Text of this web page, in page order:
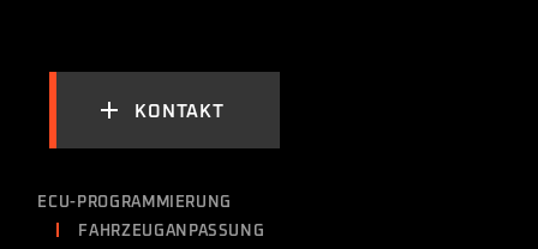
KONTAKT
ECU-PROGRAMMIERUNG
FAHRZEUGANPASSUNG